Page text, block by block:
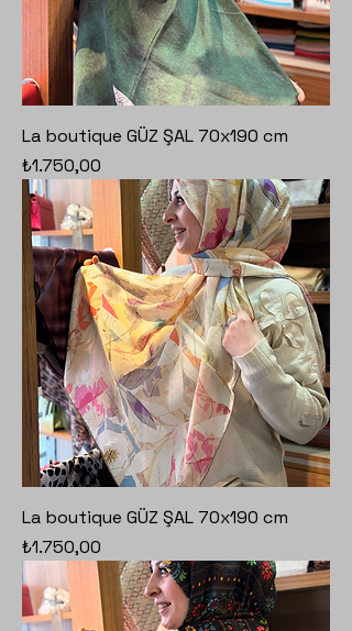
La boutique GÜZ ŞAL 70x190 cm
Fiyat
₺1.750,00
La boutique GÜZ ŞAL 70x190 cm
Fiyat
₺1.750,00